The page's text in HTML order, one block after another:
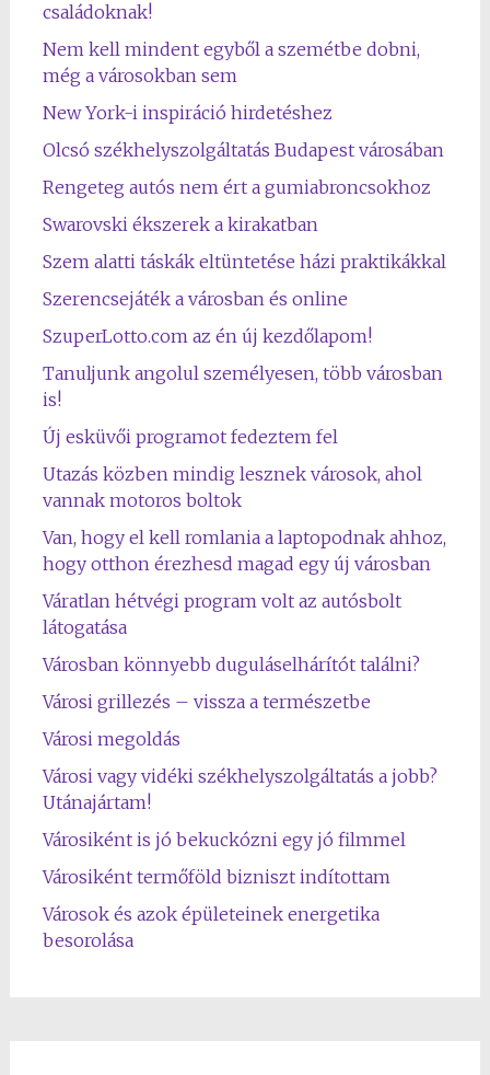
családoknak!
Nem kell mindent egyből a szemétbe dobni,
még a városokban sem
New York-i inspiráció hirdetéshez
Olcsó székhelyszolgáltatás Budapest városában
Rengeteg autós nem ért a gumiabroncsokhoz
Swarovski ékszerek a kirakatban
Szem alatti táskák eltüntetése házi praktikákkal
Szerencsejáték a városban és online
SzuperLotto.com az én új kezdőlapom!
Tanuljunk angolul személyesen, több városban
is!
Új esküvői programot fedeztem fel
Utazás közben mindig lesznek városok, ahol
vannak motoros boltok
Van, hogy el kell romlania a laptopodnak ahhoz,
hogy otthon érezhesd magad egy új városban
Váratlan hétvégi program volt az autósbolt
látogatása
Városban könnyebb duguláselhárítót találni?
Városi grillezés – vissza a természetbe
Városi megoldás
Városi vagy vidéki székhelyszolgáltatás a jobb?
Utánajártam!
Városiként is jó bekuckózni egy jó filmmel
Városiként termőföld bizniszt indítottam
Városok és azok épületeinek energetika
besorolása